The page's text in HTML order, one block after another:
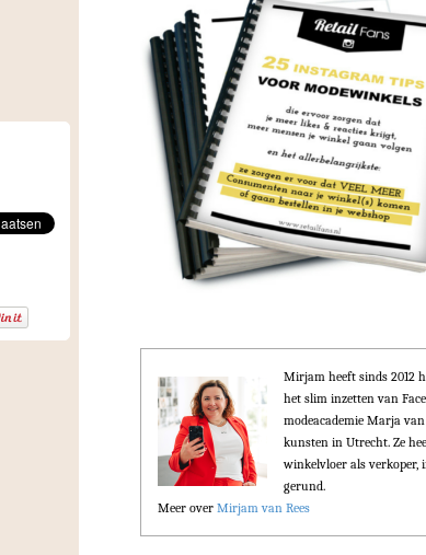
Mirjam heeft sinds 2012
het slim inzetten van
modeacademie Marja
kunsten in Utrecht. Ze
winkelvloer als verkoper,
gerund.
Meer over Mirjam van Rees